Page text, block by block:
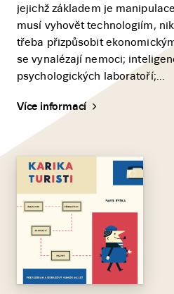
jejichž základem je
musí vyhovět technologiím,
třeba přizpůsobit
se vynalézají nemoci;
psychologických laboratoří;...
Více informací